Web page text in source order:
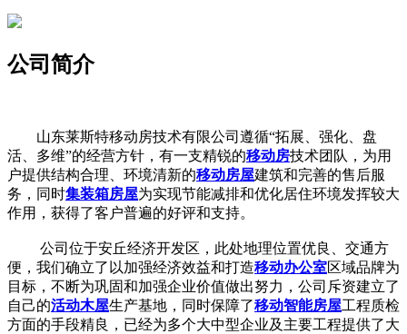
公司简介
山东莱斯特移动房技术有限公司遵循“拓展、强化、盘
活、多维”的经营方针，有一支精锐的移动房技术团队，为用
户提供结构合理、环境清新的移动房屋建筑和完善的售后服
务，同时集装箱房屋为实现节能减排和优化居住环境发挥较大
作用，获得了客户普遍的好评和支持。
公司位于安丘经济开发区，此处地理位置优良、交通方
便，我们确立了以加强经济效益和打造移动办公室区域品牌为
目标，不断为巩固和加强企业价值做出努力，公司斥资建立了
自己的活动木屋生产基地，同时保障了移动智能房屋工程质检
方面的手段精良，已经为多个大中型企业及主要工程提供了大